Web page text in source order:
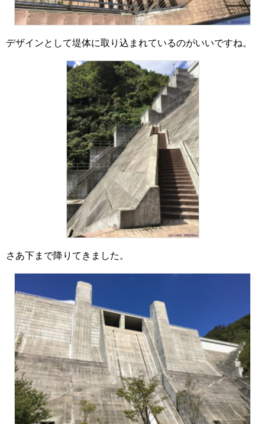
デザインとして堤体に取り込まれているのがいいですね。
さあ下まで降りてきました。